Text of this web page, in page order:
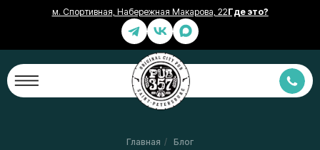
м. Спортивная, Набережная Макарова, 22Где это?
Главная / Блог